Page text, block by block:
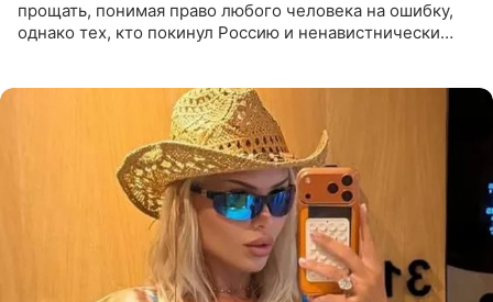
прощать, понимая право любого человека на ошибку,
однако тех, кто покинул Россию и ненавистнически